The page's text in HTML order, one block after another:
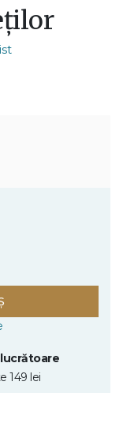
149 lei